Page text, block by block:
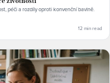
péči a rozdíly oproti konvenční bavlně.
12 min read